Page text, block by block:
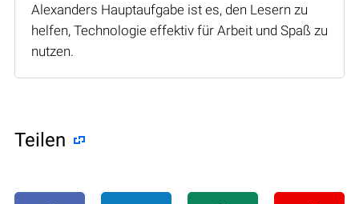
Alexanders Hauptaufgabe ist es, den Lesern zu
helfen, Technologie effektiv für Arbeit und Spaß zu
nutzen.
Teilen